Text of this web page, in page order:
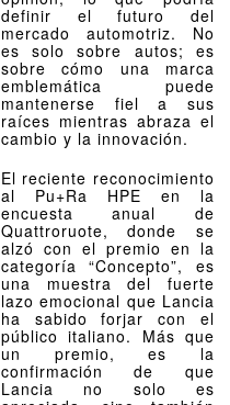
definir el futuro del
mercado automotriz. No
es solo sobre autos; es
sobre cómo una marca
emblemática puede
mantenerse fiel a sus
raíces mientras abraza el
cambio y la innovación.
El reciente reconocimiento
al Pu+Ra HPE en la
encuesta anual de
Quattroruote, donde se
alzó con el premio en la
categoría “Concepto”, es
una muestra del fuerte
lazo emocional que Lancia
ha sabido forjar con el
público italiano. Más que
un premio, es la
confirmación de que
Lancia no solo es